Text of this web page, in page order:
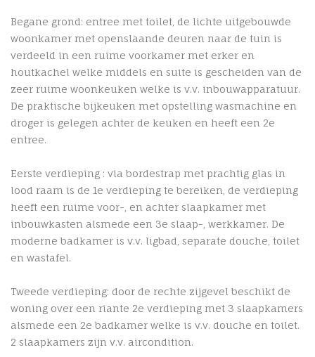
Begane grond: entree met toilet, de lichte uitgebouwde
woonkamer met openslaande deuren naar de tuin is
verdeeld in een ruime voorkamer met erker en
houtkachel welke middels en suite is gescheiden van de
zeer ruime woonkeuken welke is v.v. inbouwapparatuur.
De praktische bijkeuken met opstelling wasmachine en
droger is gelegen achter de keuken en heeft een 2e
entree.
Eerste verdieping : via bordestrap met prachtig glas in
lood raam is de 1e verdieping te bereiken, de verdieping
heeft een ruime voor-, en achter slaapkamer met
inbouwkasten alsmede een 3e slaap-, werkkamer. De
moderne badkamer is v.v. ligbad, separate douche, toilet
en wastafel.
Tweede verdieping: door de rechte zijgevel beschikt de
woning over een riante 2e verdieping met 3 slaapkamers
alsmede een 2e badkamer welke is v.v. douche en toilet.
2 slaapkamers zijn v.v. aircondition.